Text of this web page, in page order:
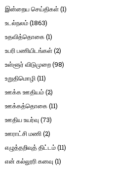
இன்றைய செய்திகள்(1)
உடல்நலம்(1863)
உதவித்தொகை(1)
உபரி பணியிடங்கள்(2)
உள்ளூர் விடுமுறை(98)
உறுதிமொழி(11)
ஊக்க ஊதியம்(2)
ஊக்கத்தொகை(11)
ஊதிய உயர்வு (73)
ஊராட்சி மணி(2)
எழுத்தறிவுத் திட்டம்(11)
என் கல்லூரி கனவு (1)